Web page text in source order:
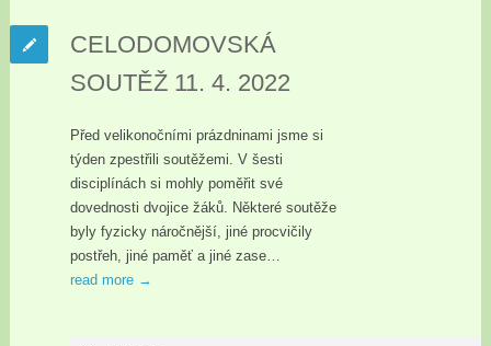
CELODOMOVSKÁ
SOUTĚŽ 11. 4. 2022
Před velikonočními prázdninami jsme si
týden zpestřili soutěžemi. V šesti
disciplínách si mohly poměřit své
dovednosti dvojice žáků. Některé soutěže
byly fyzicky náročnější, jiné procvičily
postřeh, jiné paměť a jiné zase…
read more →